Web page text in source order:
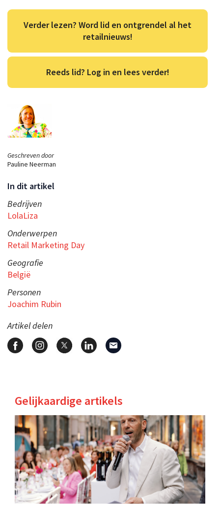
Geschreven door
Pauline Neerman
In dit artikel
Bedrijven
LolaLiza
Onderwerpen
Retail Marketing Day
Geografie
België
Personen
Joachim Rubin
Artikel delen
Verder lezen? Word lid en ontgrendel al het
retailnieuws!
Reeds lid? Log in en lees verder!
Gelijkaardige artikels